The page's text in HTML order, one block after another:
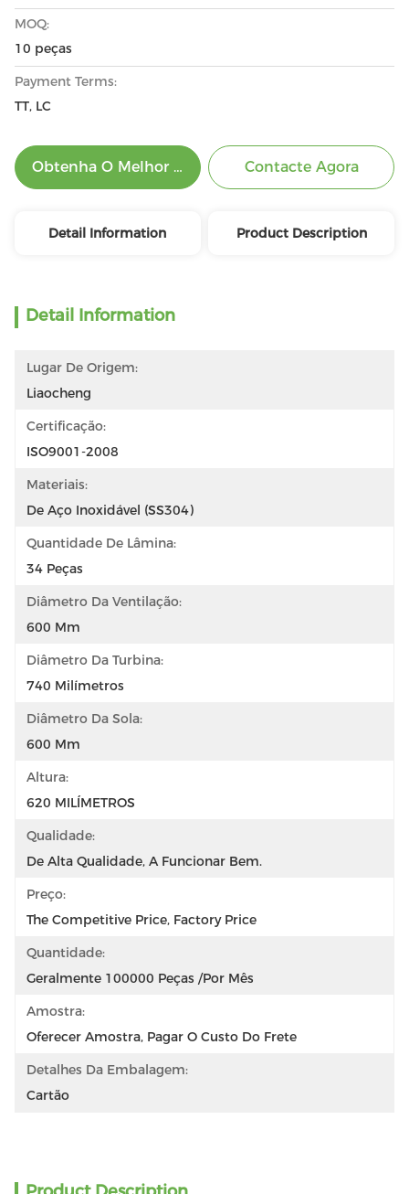
MOQ:
10 peças
Payment Terms:
TT, LC
Obtenha O Melhor Preço Contacte Agora
Detail Information Product Description
Detail Information
Lugar De Origem:
Liaocheng
Certificação:
ISO9001-2008
Materiais:
De Aço Inoxidável (SS304)
Quantidade De Lâmina:
34 Peças
Diâmetro Da Ventilação:
600 Mm
Diâmetro Da Turbina:
740 Milímetros
Diâmetro Da Sola:
600 Mm
Altura:
620 MILÍMETROS
Qualidade:
De Alta Qualidade, A Funcionar Bem.
Preço:
The Competitive Price, Factory Price
Quantidade:
Geralmente 100000 Peças /por Mês
Amostra:
Oferecer Amostra, Pagar O Custo Do Frete
Detalhes Da Embalagem:
Cartão